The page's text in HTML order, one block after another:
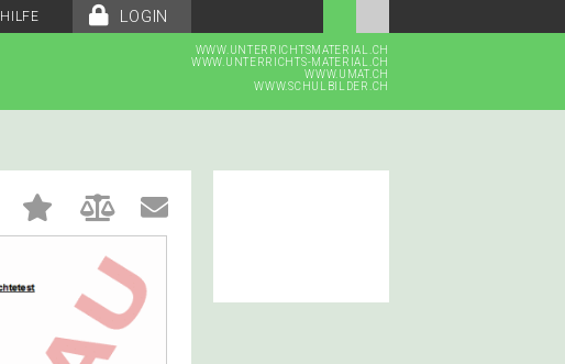
LOGIN
HILFE
WWW.UNTERRICHTSMATERIAL.CH
WWW.UNTERRICHTS-MATERIAL.CH
WWW.UMAT.CH
WWW.SCHULBILDER.CH